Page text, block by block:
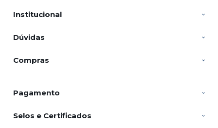
Institucional
Dúvidas
Compras
Pagamento
Selos e Certificados